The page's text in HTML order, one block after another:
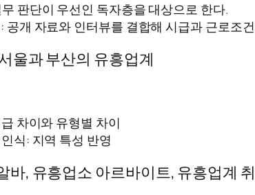
판단이 우선인 독자층을 대상으로 한다.
공개 자료와 인터뷰를 결합해 시급과 근로조
울과 부산의 유흥업계
차이와 유형별 차이
식: 지역 특성 반영
바, 유흥업소 아르바이트, 유흥업계